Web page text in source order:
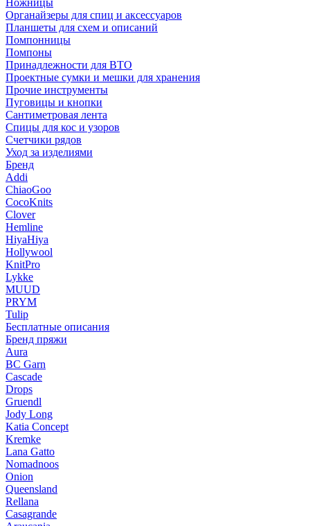
Ножницы
Органайзеры для спиц и аксессуаров
Планшеты для схем и описаний
Помпонницы
Помпоны
Принадлежности для ВТО
Проектные сумки и мешки для хранения
Прочие инструменты
Пуговицы и кнопки
Сантиметровая лента
Спицы для кос и узоров
Счетчики рядов
Уход за изделиями
Бренд
Addi
ChiaoGoo
CocoKnits
Clover
Hemline
HiyaHiya
Hollywool
KnitPro
Lykke
MUUD
PRYM
Tulip
Бесплатные описания
Бренд пряжи
Aura
BC Garn
Cascade
Drops
Gruendl
Jody Long
Katia Concept
Kremke
Lana Gatto
Nomadnoos
Onion
Queensland
Rellana
Casagrande